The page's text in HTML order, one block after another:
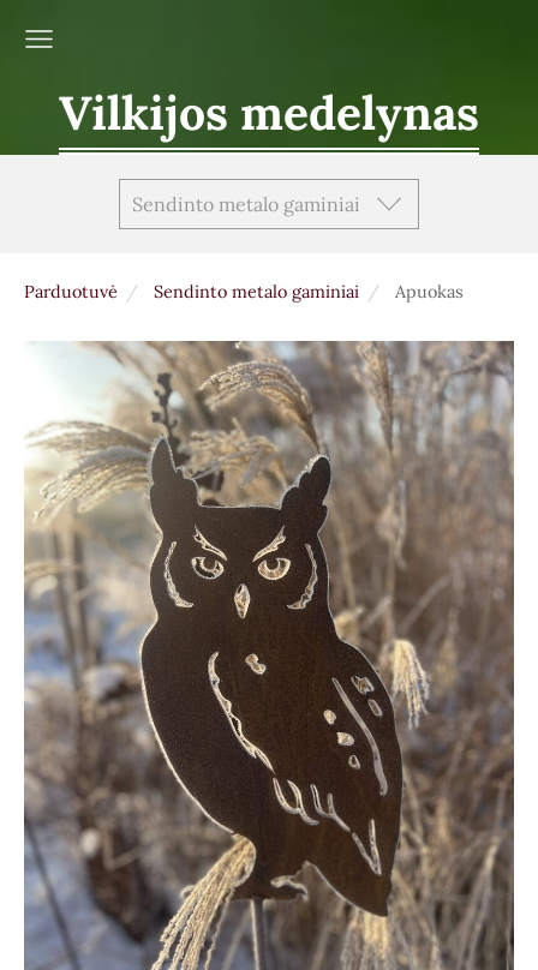
Vilkijos medelynas
Sendinto metalo gaminiai
Parduotuvė Sendinto metalo gaminiai Apuokas